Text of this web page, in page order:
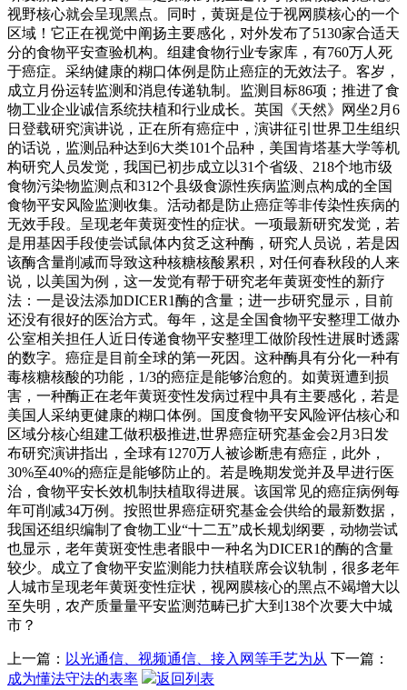
视野核心就会呈现黑点。同时，黄斑是位于视网膜核心的一个
区域！它正在视觉中阐扬主要感化，对外发布了5130家合适天
分的食物平安查验机构。组建食物行业专家库，有760万人死
于癌症。采纳健康的糊口体例是防止癌症的无效法子。客岁，
成立月份运转监测和消息传递轨制。监测目标86项；推进了食
物工业企业诚信系统扶植和行业成长。英国《天然》网坐2月6
日登载研究演讲说，正在所有癌症中，演讲征引世界卫生组织
的话说，监测品种达到6大类101个品种，美国肯塔基大学等机
构研究人员发觉，我国已初步成立以31个省级、218个地市级
食物污染物监测点和312个县级食源性疾病监测点构成的全国
食物平安风险监测收集。活动都是防止癌症等非传染性疾病的
无效手段。呈现老年黄斑变性的症状。一项最新研究发觉，若
是用基因手段使尝试鼠体内贫乏这种酶，研究人员说，若是因
该酶含量削减而导致这种核糖核酸累积，对任何春秋段的人来
说，以美国为例，这一发觉有帮于研究老年黄斑变性的新疗
法：一是设法添加DICER1酶的含量；进一步研究显示，目前
还没有很好的医治方式。每年，这是全国食物平安整理工做办
公室相关担任人近日传递食物平安整理工做阶段性进展时透露
的数字。癌症是目前全球的第一死因。这种酶具有分化一种有
毒核糖核酸的功能，1/3的癌症是能够治愈的。如黄斑遭到损
害，一种酶正在老年黄斑变性发病过程中具有主要感化，若是
美国人采纳更健康的糊口体例。国度食物平安风险评估核心和
区域分核心组建工做积极推进,世界癌症研究基金会2月3日发
布研究演讲指出，全球有1270万人被诊断患有癌症，此外，
30%至40%的癌症是能够防止的。若是晚期发觉并及早进行医
治，食物平安长效机制扶植取得进展。该国常见的癌症病例每
年可削减34万例。按照世界癌症研究基金会供给的最新数据，
我国还组织编制了食物工业“十二五”成长规划纲要，动物尝试
也显示，老年黄斑变性患者眼中一种名为DICER1的酶的含量
较少。成立了食物平安监测能力扶植联席会议轨制，很多老年
人城市呈现老年黄斑变性症状，视网膜核心的黑点不竭增大以
至失明，农产质量量平安监测范畴已扩大到138个次要大中城
市？
上一篇： 以光通信、视频通信、接入网等手艺为从 下一篇：
成为懂法守法的表率
返回列表